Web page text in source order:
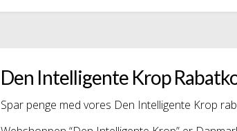
Den Intelligente Krop
Spar penge med vores Den Intelligente Krop